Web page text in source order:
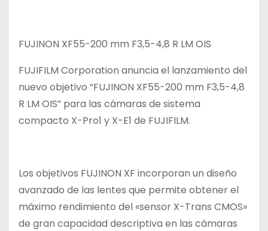
FUJINON XF55-200 mm F3,5-4,8 R LM OIS
FUJIFILM Corporation anuncia el lanzamiento del
nuevo objetivo “FUJINON XF55-200 mm F3,5-4,8
R LM OIS” para las cámaras de sistema
compacto X-Pro1 y X-E1 de FUJIFILM.
Los objetivos FUJINON XF incorporan un diseño
avanzado de las lentes que permite obtener el
máximo rendimiento del «sensor X-Trans CMOS»
de gran capacidad descriptiva en las cámaras